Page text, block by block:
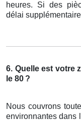
heures. Si des
délai
6. Quelle est votre
le 80 ?
Nous couvrons
environnantes dans